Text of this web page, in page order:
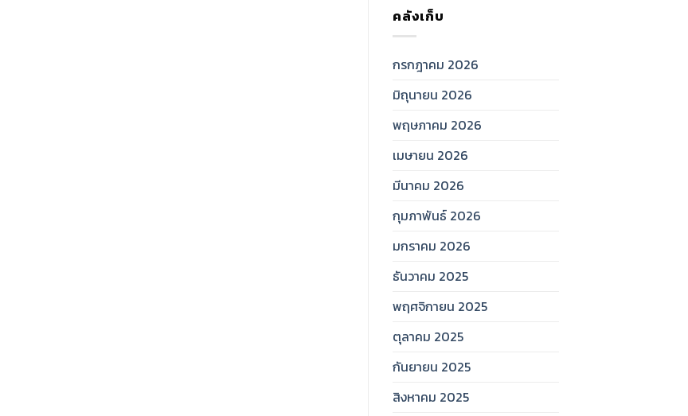
คลังเก็บ
กรกฎาคม 2026
มิถุนายน 2026
พฤษภาคม 2026
เมษายน 2026
มีนาคม 2026
กุมภาพันธ์ 2026
มกราคม 2026
ธันวาคม 2025
พฤศจิกายน 2025
ตุลาคม 2025
กันยายน 2025
สิงหาคม 2025